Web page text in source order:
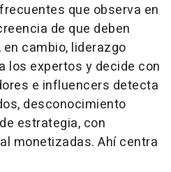
que observa en
de que deben
cambio, liderazgo
los expertos y decide con
e influencers detecta
desconocimiento
estrategia, con
monetizadas. Ahí centra